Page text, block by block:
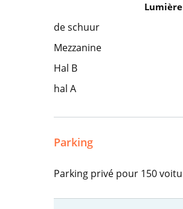
de schuur
Mezzanine
Hal B
hal A
Parking
Parking privé pour 150